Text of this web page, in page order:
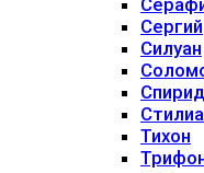
Сергий
Силуан
Тихон